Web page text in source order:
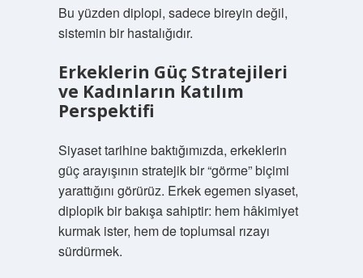
Bu yüzden diplopi, sadece bireyin değil,
sistemin bir hastalığıdır.
Erkeklerin Güç Stratejileri
ve Kadınların Katılım
Perspektifi
Siyaset tarihine baktığımızda, erkeklerin
güç arayışının stratejik bir “görme” biçimi
yarattığını görürüz. Erkek egemen siyaset,
diplopik bir bakışa sahiptir: hem hâkimiyet
kurmak ister, hem de toplumsal rızayı
sürdürmek.